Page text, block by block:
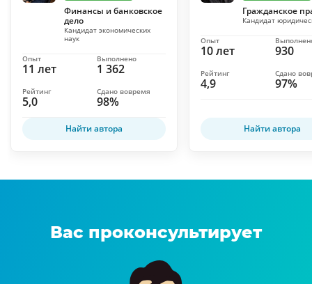
Финансы и банковское
дело
Кандидат экономических
наук
11 лет
Опыт
1 362
Выполнено
5,0
Рейтинг
98%
Сдано вовремя
Найти автора
Гражданское
Кандидат
10 лет
Опыт
930
4,9
Рейтинг
97%
Сдано
Найти автора
Вас проконсультирует